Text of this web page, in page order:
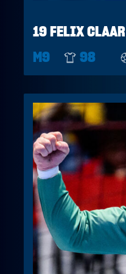
19 FELIX CLAAR
M9
98